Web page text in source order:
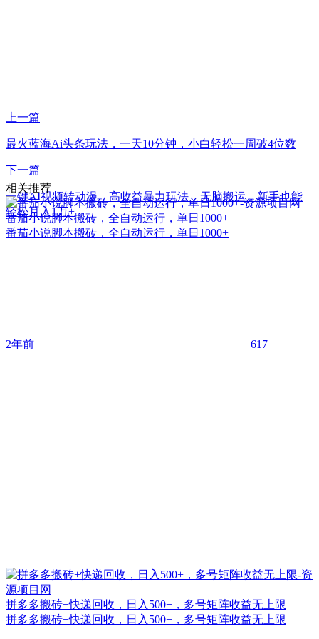
上一篇
最火蓝海Ai头条玩法，一天10分钟，小白轻松一周破4位数
下一篇
一键AI视频转动漫，高收益暴力玩法，无脑搬运，新手也能
轻松月入1万+
相关推荐
番茄小说脚本搬砖，全自动运行，单日1000+
番茄小说脚本搬砖，全自动运行，单日1000+
2年前 617
拼多多搬砖+快递回收，日入500+，多号矩阵收益无上限
拼多多搬砖+快递回收，日入500+，多号矩阵收益无上限